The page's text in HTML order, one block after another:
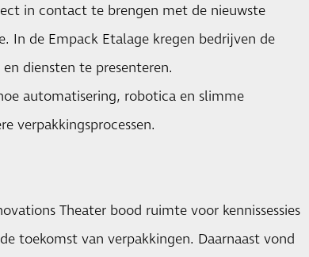
in contact te brengen met de nieuwste
In de Empack Etalage kregen bedrijven de
diensten te presenteren.
automatisering, robotica en slimme
verpakkingsprocessen.
Theater bood ruimte voor kennissessies
toekomst van verpakkingen. Daarnaast vond